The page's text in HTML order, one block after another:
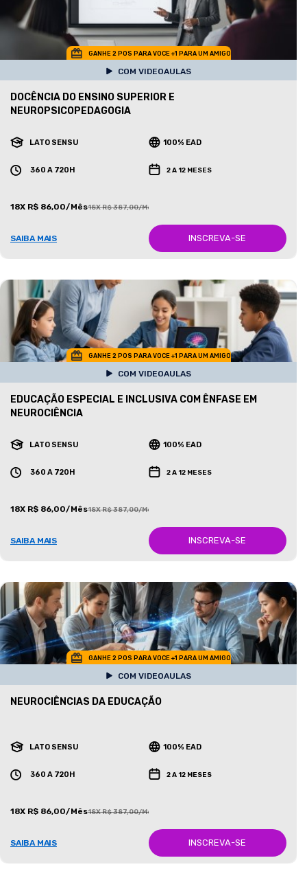
GANHE 2 POS PARA VOCE +1 PARA UM AMIGO
COM VIDEOAULAS
DOCÊNCIA DO ENSINO SUPERIOR E
NEUROPSICOPEDAGOGIA
LATO SENSU 100% EAD
360 A 720H 2 A 12 MESES
18X R$ 86,00/Mês18X R$ 387,00/Mês
SAIBA MAIS INSCREVA-SE
GANHE 2 POS PARA VOCE +1 PARA UM AMIGO
COM VIDEOAULAS
EDUCAÇÃO ESPECIAL E INCLUSIVA COM ÊNFASE EM
NEUROCIÊNCIA
LATO SENSU 100% EAD
360 A 720H 2 A 12 MESES
18X R$ 86,00/Mês18X R$ 387,00/Mês
SAIBA MAIS INSCREVA-SE
GANHE 2 POS PARA VOCE +1 PARA UM AMIGO
COM VIDEOAULAS
NEUROCIÊNCIAS DA EDUCAÇÃO
LATO SENSU 100% EAD
360 A 720H 2 A 12 MESES
18X R$ 86,00/Mês18X R$ 387,00/Mês
SAIBA MAIS INSCREVA-SE